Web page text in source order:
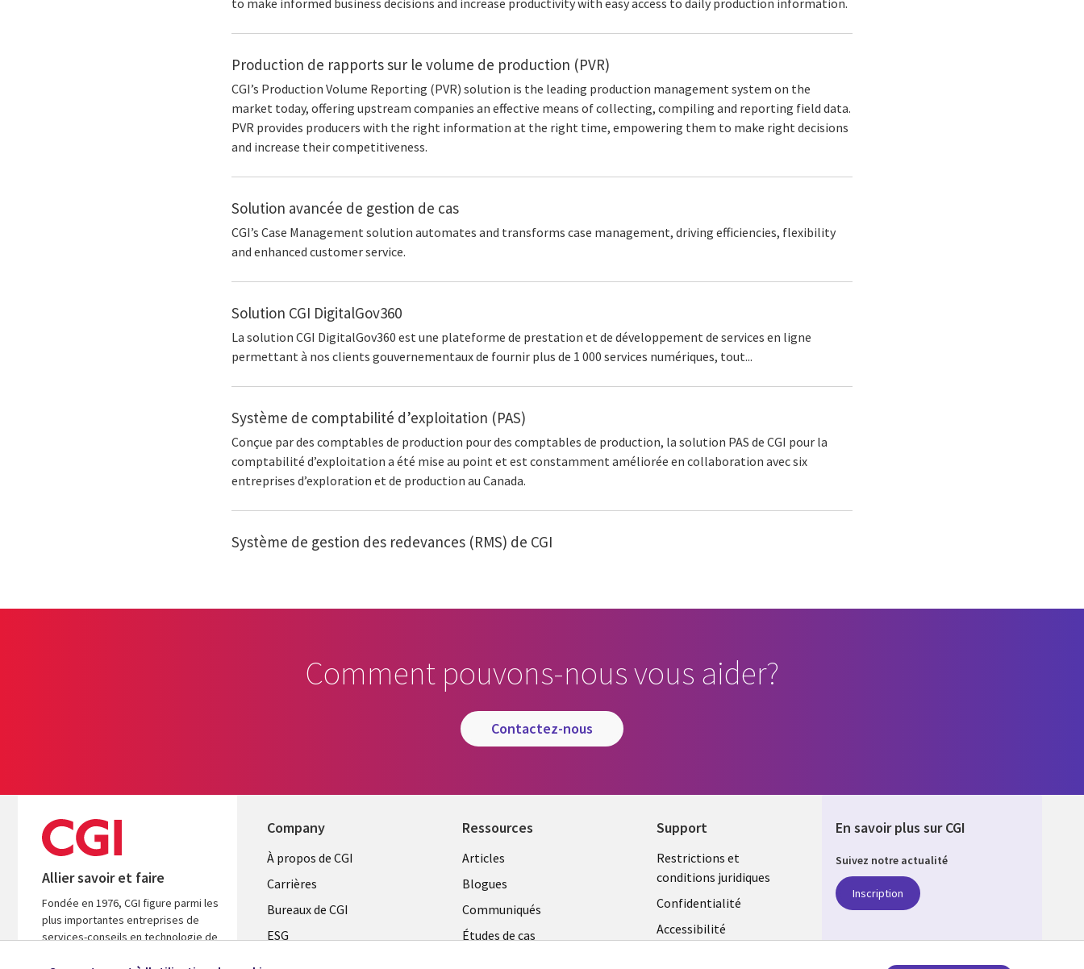
to make informed business decisions and increase productivity with easy access to daily production information.
Production de rapports sur le volume de production (PVR)
CGI’s Production Volume Reporting (PVR) solution is the leading production management system on the
market today, offering upstream companies an effective means of collecting, compiling and reporting field data.
PVR provides producers with the right information at the right time, empowering them to make right decisions
and increase their competitiveness.
Solution avancée de gestion de cas
CGI’s Case Management solution automates and transforms case management, driving efficiencies, flexibility
and enhanced customer service.
Solution CGI DigitalGov360
La solution CGI DigitalGov360 est une plateforme de prestation et de développement de services en ligne
permettant à nos clients gouvernementaux de fournir plus de 1 000 services numériques, tout...
Système de comptabilité d’exploitation (PAS)
Conçue par des comptables de production pour des comptables de production, la solution PAS de CGI pour la
comptabilité d’exploitation a été mise au point et est constamment améliorée en collaboration avec six
entreprises d’exploration et de production au Canada.
Système de gestion des redevances (RMS) de CGI
Comment pouvons-nous vous aider?
contactez-nous
Allier savoir et faire
Fondée en 1976, CGI figure parmi les
plus importantes entreprises de
services-conseils en technologie de
Company
Useful
links
CANADA
FR
À propos de CGI
Carrières
Bureaux de CGI
ESG
Ressources
Library
Links
CANADA
FR
Articles
Blogues
Communiqués
Études de cas
Support
Legal
CANADA
FR
Restrictions et
conditions juridiques
Confidentialité
Accessibilité
En savoir plus sur CGI
Suivez notre actualité
Inscription